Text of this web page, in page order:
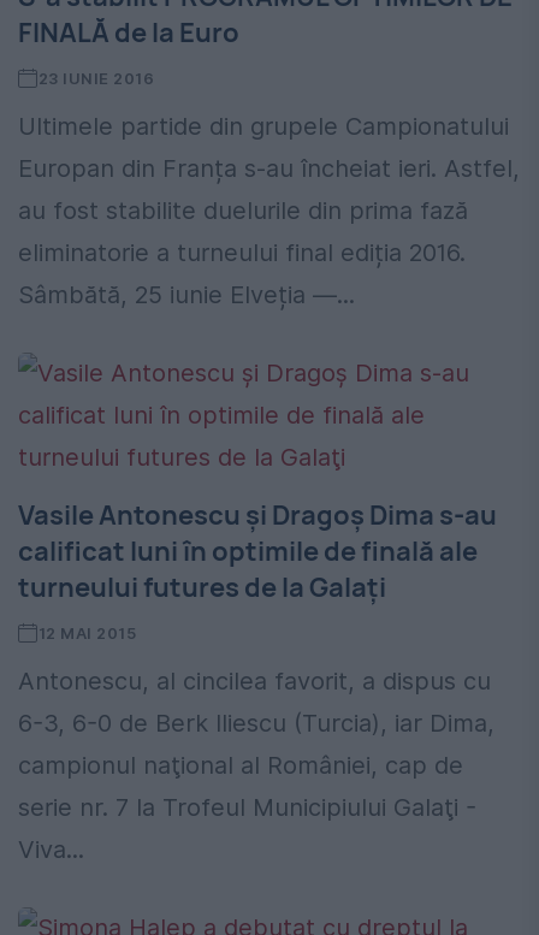
FINALĂ de la Euro
23 IUNIE 2016
Ultimele partide din grupele Campionatului
Europan din Franța s-au încheiat ieri. Astfel,
au fost stabilite duelurile din prima fază
eliminatorie a turneului final ediția 2016.
Sâmbătă, 25 iunie Elveția —...
Vasile Antonescu şi Dragoş Dima s-au
calificat luni în optimile de finală ale
turneului futures de la Galaţi
12 MAI 2015
Antonescu, al cincilea favorit, a dispus cu
6-3, 6-0 de Berk Iliescu (Turcia), iar Dima,
campionul naţional al României, cap de
serie nr. 7 la Trofeul Municipiului Galaţi -
Viva...